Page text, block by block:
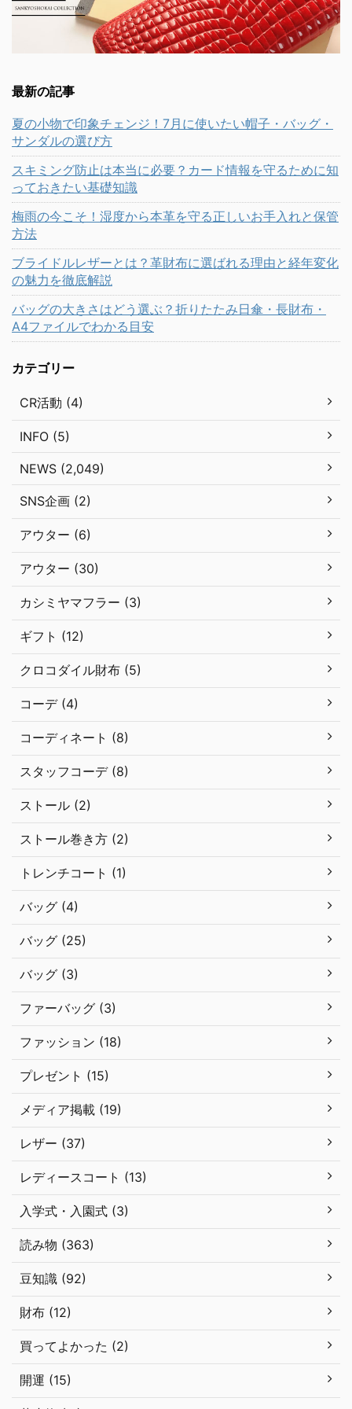
最新の記事
夏の小物で印象チェンジ！7月に使いたい帽子・バッグ・
サンダルの選び方
スキミング防止は本当に必要？カード情報を守るために知
っておきたい基礎知識
梅雨の今こそ！湿度から本革を守る正しいお手入れと保管
方法
ブライドルレザーとは？革財布に選ばれる理由と経年変化
の魅力を徹底解説
バッグの大きさはどう選ぶ？折りたたみ日傘・長財布・
A4ファイルでわかる目安
カテゴリー
CR活動 (4)
INFO (5)
NEWS (2,049)
SNS企画 (2)
アウター (6)
アウター (30)
カシミヤマフラー (3)
ギフト (12)
クロコダイル財布 (5)
コーデ (4)
コーディネート (8)
スタッフコーデ (8)
ストール (2)
ストール巻き方 (2)
トレンチコート (1)
バッグ (4)
バッグ (25)
バッグ (3)
ファーバッグ (3)
ファッション (18)
プレゼント (15)
メディア掲載 (19)
レザー (37)
レディースコート (13)
入学式・入園式 (3)
読み物 (363)
豆知識 (92)
財布 (12)
買ってよかった (2)
開運 (15)